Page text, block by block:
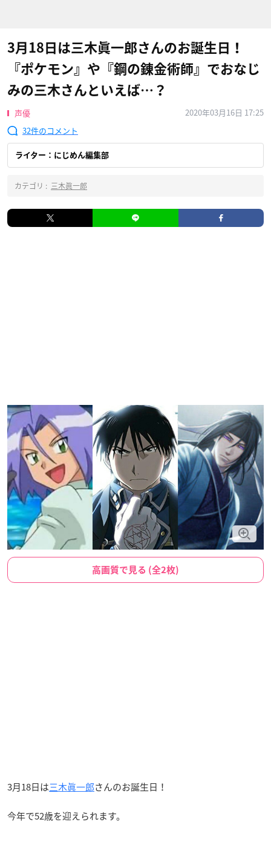
3月18日は三木眞一郎さんのお誕生日！
『ポケモン』や『鋼の錬金術師』でおなじ
みの三木さんといえば…？
声優
2020年03月16日 17:25
32
ライター：にじめん編集部
カテゴリ : 三木眞一郎
高画質で見る (全2枚)
3月18日は三木眞一郎さんのお誕生日！
今年で52歳を迎えられます。